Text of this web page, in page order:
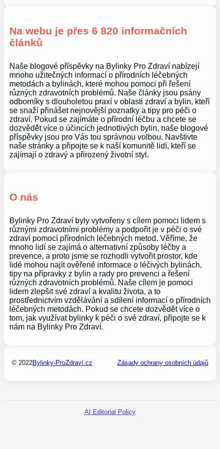
Na webu je přes 6 820 informačních
článků
Naše blogové příspěvky na Bylinky Pro Zdraví nabízejí
mnoho užitečných informací o přírodních léčebných
metodách a bylinách, které mohou pomoci při řešení
různých zdravotních problémů. Naše články jsou psány
odborníky s dlouholetou praxí v oblasti zdraví a bylin, kteří
se snaží přinášet nejnovější poznatky a tipy pro péči o
zdraví. Pokud se zajímáte o přírodní léčbu a chcete se
dozvědět více o účincích jednotlivých bylin, naše blogové
příspěvky jsou pro Vás tou správnou volbou. Navštivte
naše stránky a připojte se k naší komunitě lidí, kteří se
zajímají o zdravý a přirozený životní styl.
O nás
Bylinky Pro Zdraví byly vytvořeny s cílem pomoci lidem s
různými zdravotními problémy a podpořit je v péči o své
zdraví pomocí přírodních léčebných metod. Věříme, že
mnoho lidí se zajímá o alternativní způsoby léčby a
prevence, a proto jsme se rozhodli vytvořit prostor, kde
lidé mohou najít ověřené informace o léčivých bylinách,
tipy na přípravky z bylin a rady pro prevenci a řešení
různých zdravotních problémů. Naše cílem je pomoci
lidem zlepšit své zdraví a kvalitu života, a to
prostřednictvím vzdělávání a sdílení informací o přírodních
léčebných metodách. Pokud se chcete dozvědět více o
tom, jak využívat bylinky k péči o své zdraví, připojte se k
nám na Bylinky Pro Zdraví.
© 2022Bylinky-ProZdraví.cz Zásady ochrany osobních údajů
AI Editorial Policy